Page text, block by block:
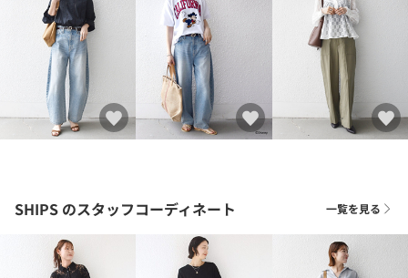
SHIPS のスタッフコーディネート 一覧を見る